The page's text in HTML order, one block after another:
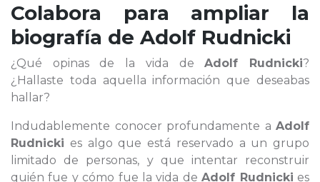
Colabora para ampliar la
biografía de Adolf Rudnicki
¿Qué opinas de la vida deAdolf Rudnicki?
¿Hallaste toda aquella información que deseabas
hallar?
Indudablemente conocer profundamente a Adolf
Rudnicki es algo que está reservado a un grupo
limitado de personas, y que intentar reconstruir
quién fue y cómo fue la vida deAdolf Rudnicki es